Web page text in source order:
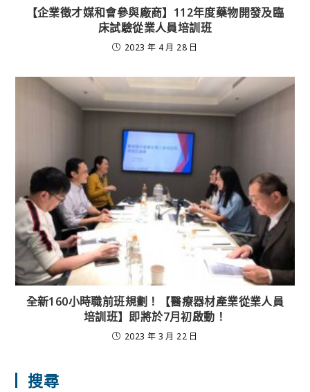
【企業徵才媒和會參與廠商】112年度藥物開發及臨
床試驗從業人員培訓班
2023 年 4 月 28 日
全新160小時職前班規劃！【醫療器材產業從業人員
培訓班】即將於7月初啟動！
2023 年 3 月 22 日
搜尋